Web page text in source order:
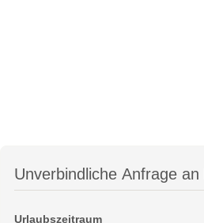
Unverbindliche Anfrage an
Urlaubszeitraum